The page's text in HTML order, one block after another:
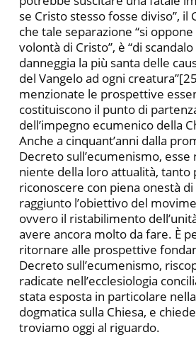
se Cristo stesso fosse diviso”, il
che tale separazione “si
volontà di Cristo”, è “di
danneggia la più santa delle
del Vangelo ad ogni
menzionate le prospettive
costituiscono il punto di
dell’impegno ecumenico della
Anche a cinquant’anni dalla
Decreto sull’ecumenismo,
niente della loro attualità, tanto
riconoscere con piena onestà
raggiunto l’obiettivo del
ovvero il ristabilimento
avere ancora molto da fare. È
ritornare alle prospettive
Decreto sull’ecumenismo,
radicate nell’ecclesiologia
stata esposta in particolare
dogmatica sulla Chiesa, e
troviamo oggi al riguardo.